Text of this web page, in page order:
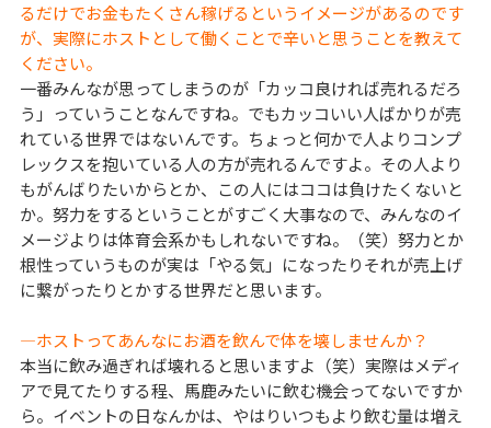
るだけでお金もたくさん稼げるというイメージがあるのです
が、実際にホストとして働くことで辛いと思うことを教えて
ください。
一番みんなが思ってしまうのが「カッコ良ければ売れるだろ
う」っていうことなんですね。でもカッコいい人ばかりが売
れている世界ではないんです。ちょっと何かで人よりコンプ
レックスを抱いている人の方が売れるんですよ。その人より
もがんばりたいからとか、この人にはココは負けたくないと
か。努力をするということがすごく大事なので、みんなのイ
メージよりは体育会系かもしれないですね。（笑）努力とか
根性っていうものが実は「やる気」になったりそれが売上げ
に繋がったりとかする世界だと思います。
―ホストってあんなにお酒を飲んで体を壊しませんか？
本当に飲み過ぎれば壊れると思いますよ（笑）実際はメディ
アで見てたりする程、馬鹿みたいに飲む機会ってないですか
ら。イベントの日なんかは、やはりいつもより飲む量は増え